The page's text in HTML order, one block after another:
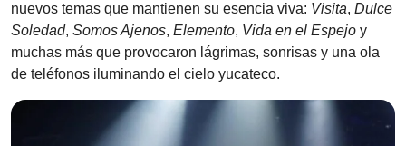
nuevos temas que mantienen su esencia viva: Visita, Dulce
Soledad, Somos Ajenos, Elemento, Vida en el Espejo y
muchas más que provocaron lágrimas, sonrisas y una ola
de teléfonos iluminando el cielo yucateco.